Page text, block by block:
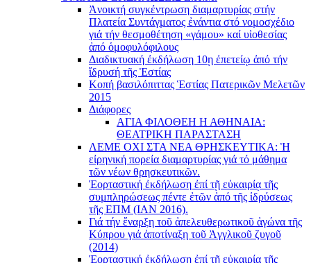
Ἀνοικτή συγκέντρωση διαμαρτυρίας στήν
Πλατεία Συντάγματος ἐνάντια στό νομοσχέδιο
γιά τήν θεσμοθέτηση «γάμου» καί υἱοθεσίας
ἀπό ὁμοφυλόφιλους
Διαδικτυακή ἐκδήλωση 10ῃ ἐπετείῳ ἀπό τήν
ἵδρυσή τῆς Ἑστίας
Κοπή βασιλόπιττας Ἑστίας Πατερικῶν Μελετῶν
2015
Διάφορες
ΑΓΙΑ ΦΙΛΟΘΕΗ Η ΑΘΗΝΑΙΑ:
ΘΕΑΤΡΙΚΗ ΠΑΡΑΣΤΑΣΗ
ΛΕΜΕ ΟΧΙ ΣΤΑ ΝΕΑ ΘΡΗΣΚΕΥΤΙΚΑ: Ἡ
εἰρηνική πορεία διαμαρτυρίας γιά τό μάθημα
τῶν νέων θρησκευτικῶν.
Ἑορταστική ἐκδήλωση ἐπί τῇ εὐκαιρίᾳ τῆς
συμπληρώσεως πέντε ἐτῶν ἀπό τῆς ἱδρύσεως
τῆς ΕΠΜ (ΙΑΝ 2016).
Γιά τήν ἔναρξη τοῦ ἀπελευθερωτικοῦ ἀγώνα τῆς
Κύπρου γιά ἀποτίναξη τοῦ Ἀγγλικοῦ ζυγοῦ
(2014)
Ἑορταστική ἐκδήλωση ἐπί τῇ εὐκαιρίᾳ τῆς